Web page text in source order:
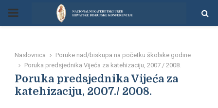
P
M
Naslovnica
Poruke nad/biskupa na početku školske godine
Poruka predsjednika Vijeća za katehizaciju, 2007./ 2008.
Poruka predsjednika Vijeća za
katehizaciju, 2007./ 2008.